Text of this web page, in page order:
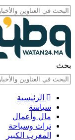
الرئيسية
سياسة
مال وأعمال
تراث وسياحة
المغرب الكبير